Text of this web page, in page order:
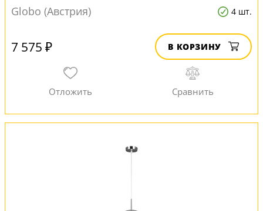
Globo (Австрия) 4 шт.
7 575 ₽ В КОРЗИНУ